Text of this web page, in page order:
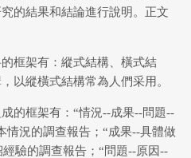
的結果和結論進行說明。正文
框架有：縱式結構、橫式結
以縱橫式結構常為人們采用。
的框架有：“情況--成果--問題--
情況的調查報告；“成果--具體做
驗的調查報告；“問題--原因--